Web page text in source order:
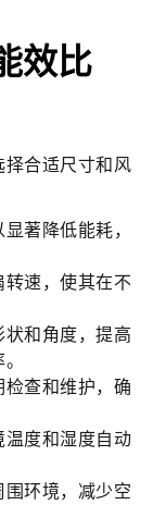
效比
合适尺寸和风
著降低能耗，
速，使其在不
和角度，提高
查和维护，确
度和湿度自动
环境，减少空